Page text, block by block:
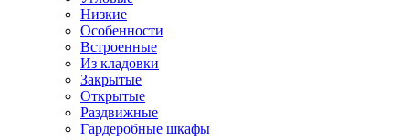
Низкие
Особенности
Встроенные
Из кладовки
Закрытые
Открытые
Раздвижные
Гардеробные шкафы